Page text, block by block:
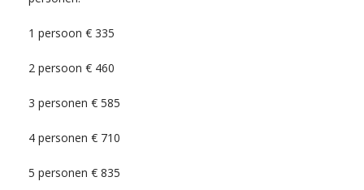
1 persoon € 335
2 persoon € 460
3 personen € 585
4 personen € 710
5 personen € 835